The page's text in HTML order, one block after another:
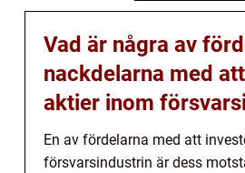
Vad är några av
nackdelarna med
aktier inom
En av fördelarna med att
försvarsindustrin är dess